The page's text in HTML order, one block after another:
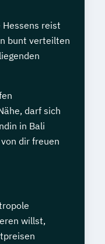
Hessens reist
bunt verteilten
darf sich
in Bali
dir freuen
willst,